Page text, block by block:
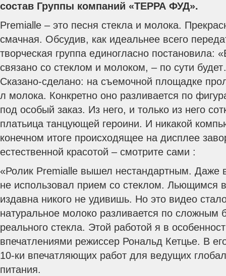
состав Группы компаний «ТЕРРА ФУД».
Premialle – это песня стекла и молока.
смачная. Обсудив, как идеальнее всего
творческая группа единогласно постановила:
связано со стеклом и молоком, – по сути
Сказано-сделано: на съемочной площадке
л молока. Конкретно оно разливается по
под особый заказ. Из него, и только из него
платьица танцующей героини. И никакой
конечном итоге происходящее на дисплее
естественной красотой – смотрите сами :
«Ролик Premialle вышел нестандартным. Даже
не использовал прием со стеклом. Льющимся
издавна никого не удивишь. Но это видео
натуральное молоко разливается по
реального стекла. Этой работой я в
впечатлениями режиссер Рональд Кетцье. В
10-ки впечатляющих работ для ведущих
питания.